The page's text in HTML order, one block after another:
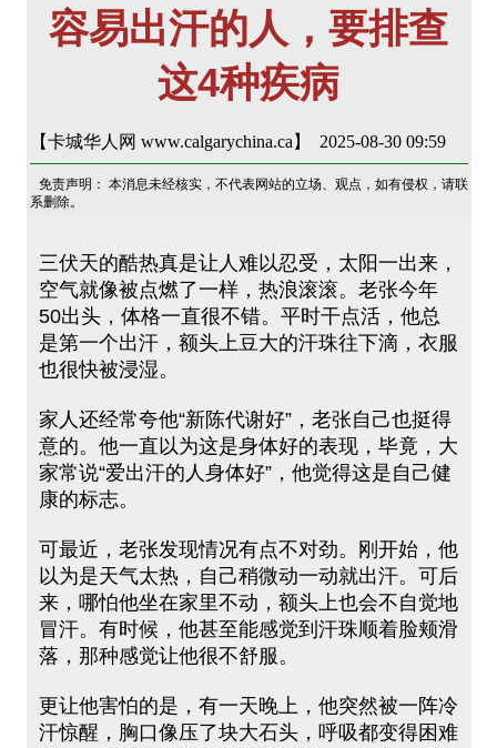
容易出汗的人，要排查
这4种疾病
【卡城华人网 www.calgarychina.ca】 2025-08-30 09:59
免责声明： 本消息未经核实，不代表网站的立场、观点，如有侵权，请联
系删除。
三伏天的酷热真是让人难以忍受，太阳一出来，
空气就像被点燃了一样，热浪滚滚。老张今年
50出头，体格一直很不错。平时干点活，他总
是第一个出汗，额头上豆大的汗珠往下滴，衣服
也很快被浸湿。
家人还经常夸他“新陈代谢好”，老张自己也挺得
意的。他一直以为这是身体好的表现，毕竟，大
家常说“爱出汗的人身体好”，他觉得这是自己健
康的标志。
可最近，老张发现情况有点不对劲。刚开始，他
以为是天气太热，自己稍微动一动就出汗。可后
来，哪怕他坐在家里不动，额头上也会不自觉地
冒汗。有时候，他甚至能感觉到汗珠顺着脸颊滑
落，那种感觉让他很不舒服。
更让他害怕的是，有一天晚上，他突然被一阵冷
汗惊醒，胸口像压了块大石头，呼吸都变得困难